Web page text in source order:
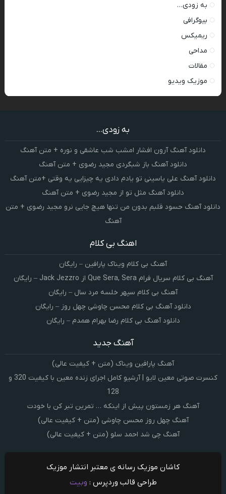
به زودی…
بیوگرافی
ریمیکس
مداحی
مقالات
موزیک ویدیو
به زودی...
دانلود آهنگ آرون افشار امشب شب عاشقی و نوره + متن آهنگ
دانلود آهنگ باز شبگردی مجید رضوی + متن آهنگ
دانلود آهنگ علی یاسینی تو یادم دادی یه چیزایی یه وقتی +متن آهنگ
دانلود آهنگ مثل تو از مجید رضوی + متن آهنگ
دانلود آهنگ حسود قلبم بدون من تنها هیچ جایی نرو مجید رضوی + متن
آهنگ
اهنگ بی کلام
آهنگ بی کلام ویناک پارافین – رایگان
آهنگ بی کلام سریال فرام Que Sera, Sera از Jack Jezzro – رایگان
آهنگ بی کلام سپهر خلسه مرد سال – رایگان
دانلود آهنگ بی کلام محسن چاوشی چهل روز – رایگان
دانلود آهنگ بی کلام رضا بهرام همدم – رایگان
آهنگ جدید
آهنگ پارافین ویناک (متن + کیفیت عالی)
کنسرت صوتی معین لایو | آرشیو کامل اجرای زنده معین با کیفیت 320 و
128
آهنگ هر زمستون پیش از اینکه … تمرین تبر کن با خودت
آهنگ چهل روز محسن چاوشی (متن + کیفیت عالی)
آهنگ چی شد احمد سلو (متن + کیفیت عالی)
کاشان موزیک رسانه ی معتبر انتشار موزیک
طراحی قالب وردپرس : وبیت